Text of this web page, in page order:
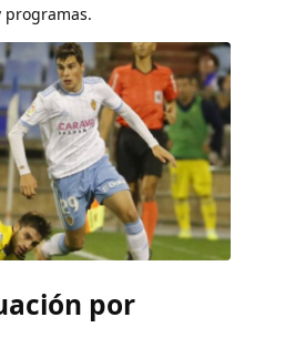
programas.
por